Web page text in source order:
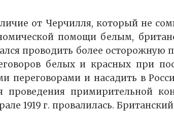
от Черчилля, который не
помощи белым,
проводить более осторожную
белых и красных при
переговорами и насадить в
проведения примирительной
1919 г. провалилась.